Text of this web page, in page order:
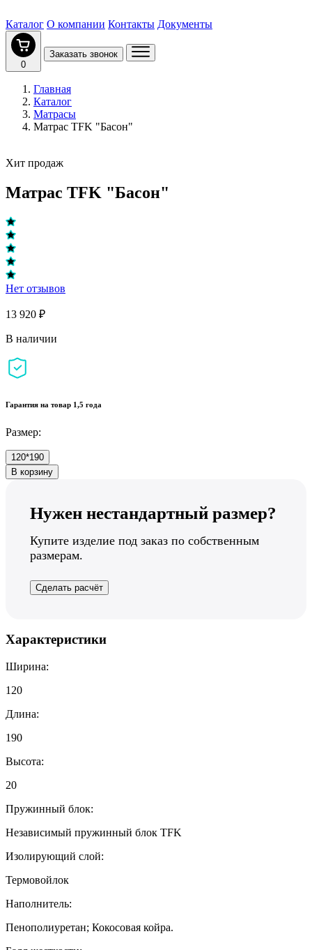
Каталог О компании Контакты Документы
0
Заказать звонок
Главная
Каталог
Матрасы
Матрас TFK "Басон"
Хит продаж
Матрас TFK "Басон"
Нет отзывов
13 920 ₽
В наличии
Гарантия на товар 1,5 года
Размер:
120*190
В корзину
Нужен нестандартный размер?
Купите изделие под заказ по собственным
размерам.
Сделать расчёт
Характеристики
Ширина:
120
Длина:
190
Высота:
20
Пружинный блок:
Независимый пружинный блок TFK
Изолирующий слой:
Термовойлок
Наполнитель:
Пенополиуретан; Кокосовая койра.